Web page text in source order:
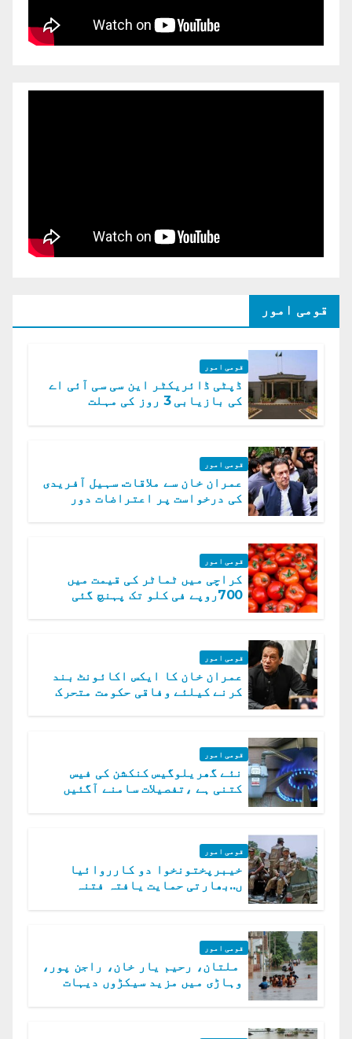
قومی امور
قومی امور
ڈپٹی ڈائریکٹر این سی سی آئی اے
کی بازیابی 3 روز کی مہلت
قومی امور
عمران خان سے ملاقات. سہیل آفریدی
کی درخواست پر اعتراضات دور
قومی امور
کراچی میں ٹماٹر کی قیمت میں
700روپے فی کلو تک پہنچ گئی
قومی امور
عمران خان کا ایکس اکائونٹ بند
کرنے کیلئے وفاقی حکومت متحرک
قومی امور
نئے گھریلوگیس کنکشن کی فیس
کتنی ہے ،تفصیلات سامنے آگئیں
قومی امور
خیبرپختونخوا دو کارروائیا
ں..بھارتی حمایت یافتہ فتنہ
قومی امور
ملتان، رحیم یار خان، راجن پور،
وہاڑی میں مزید سیکڑوں دیہات